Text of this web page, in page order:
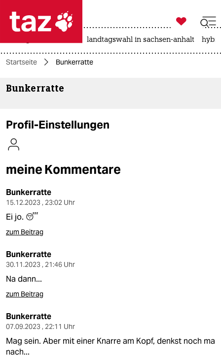
 taz zahl ich
taz zahl ich
themen
kultur
sport
berlin
wahrheit
veranstaltungen
shop

taz zahl ich
landtagswahl in sachsen-anhalt
Startseite Bunkerratte
Bunkerratte
Profil-Einstellungen
meine Kommentare
Bunkerratte
15.12.2023 , 23:02 Uhr
Ei jo. 😴
zum Beitrag
Bunkerratte
30.11.2023 , 21:46 Uhr
Na dann...
zum Beitrag
Bunkerratte
07.09.2023 , 22:11 Uhr
Mag sein. Aber mit einer Knarre am Kopf, denkst noch ma
nach...